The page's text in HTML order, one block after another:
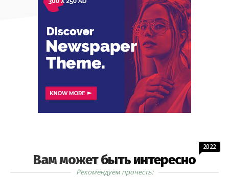
Вам может быть интересно
2022
Рекомендуем прочесть: